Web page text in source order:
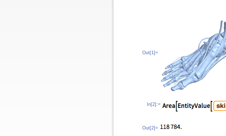
Out[1]=
In[2]:=
Out[2]=